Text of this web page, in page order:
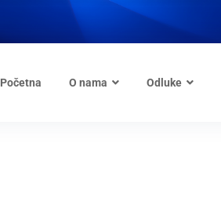
Početna O nama Odluke